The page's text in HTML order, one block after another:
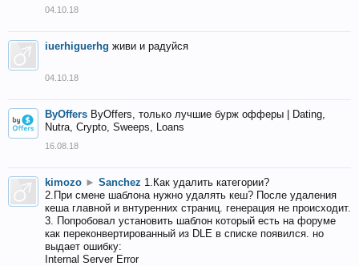
04.10.18
iuerhiguerhg живи и радуйся
04.10.18
ByOffers ByOffers, только лучшие бурж офферы | Dating,
Nutra, Crypto, Sweeps, Loans
16.08.18
kimozo ► Sanchez 1.Как удалить категории?
2.При смене шаблона нужно удалять кеш? После удаления
кеша главной и внтуренних страниц. генерация не происходит.
3. Попробовал установить шаблон который есть на форуме
как переконвертированный из DLE в списке появился. но
выдает ошибку:
Internal Server Error